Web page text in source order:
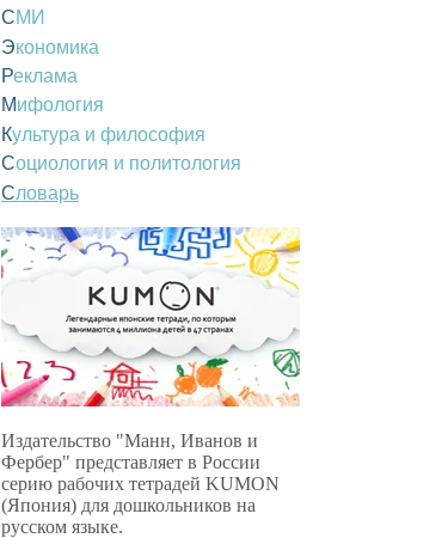
СМИ
Экономика
Реклама
Мифология
Культура и философия
Социология и политология
Словарь
Издательство "Манн, Иванов и
Фербер" представляет в России
серию рабочих тетрадей KUMON
(Япония) для дошкольников на
русском языке.